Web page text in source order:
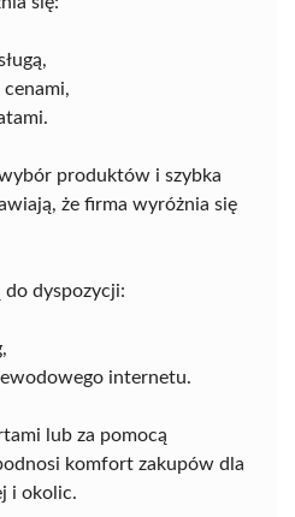
produktów i szybka
że firma wyróżnia się
dyspozycji:
internetu.
lub za pomocą
komfort zakupów dla
i okolic.